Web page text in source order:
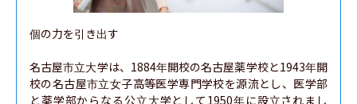
個の力を引き出す
名古屋市立大学は、1884年開校の名古屋薬学校と1943年開
校の名古屋市立女子高等医学専門学校を源流とし、医学部
と薬学部からなる公立大学として1950年に設立されまし